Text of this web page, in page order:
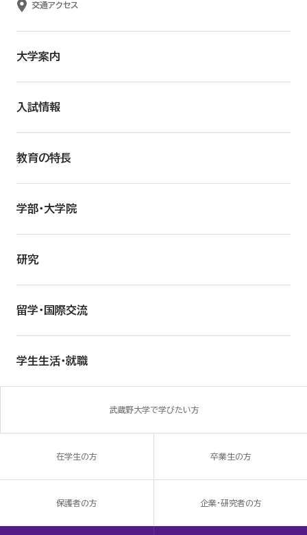
交通アクセス
大学案内
入試情報
教育の特長
学部・大学院
研究
留学・国際交流
学生生活・就職
武蔵野大学で学びたい方
在学生の方 卒業生の方
保護者の方 企業・研究者の方